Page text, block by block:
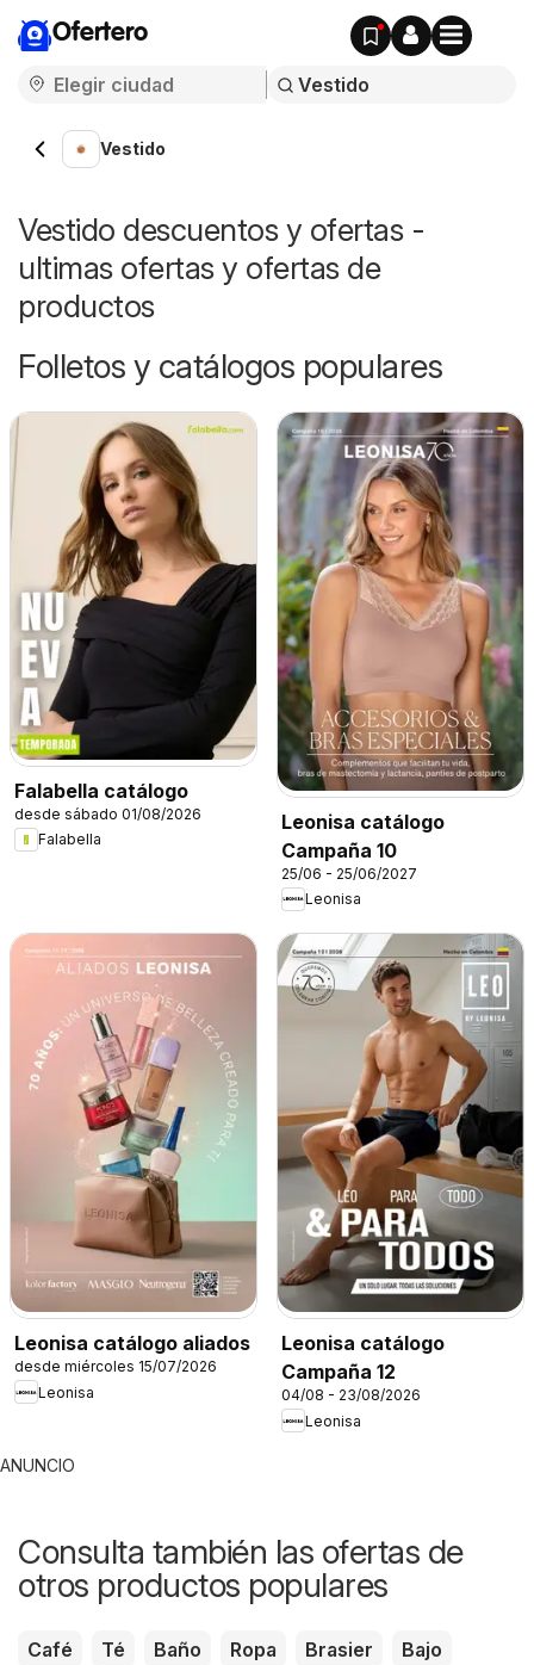
Ofertero
Vestido
Vestido descuentos y ofertas -
ultimas ofertas y ofertas de
productos
Folletos y catálogos populares
Falabella catálogo
desde sábado 01/08/2026
Falabella
Leonisa catálogo
Campaña 10
25/06 - 25/06/2027
Leonisa
Leonisa catálogo aliados
desde miércoles 15/07/2026
Leonisa
Leonisa catálogo
Campaña 12
04/08 - 23/08/2026
Leonisa
ANUNCIO
Consulta también las ofertas de
otros productos populares
Café Té Baño Ropa Brasier
Bajo